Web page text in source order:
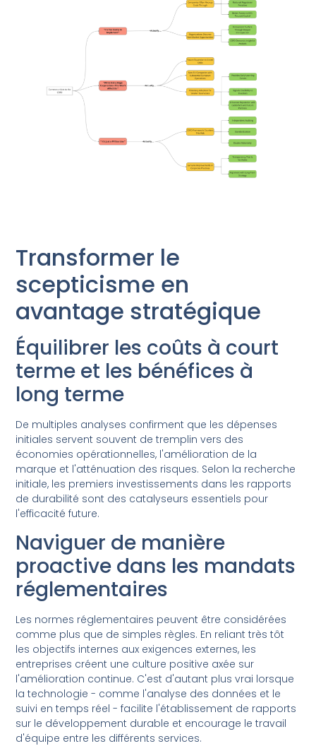
Transformer le
scepticisme en
avantage stratégique
Équilibrer les coûts à court
terme et les bénéfices à
long terme
De multiples analyses confirment que les dépenses
initiales servent souvent de tremplin vers des
économies opérationnelles, l'amélioration de la
marque et l'atténuation des risques. Selon la recherche
initiale, les premiers investissements dans les rapports
de durabilité sont des catalyseurs essentiels pour
l'efficacité future.
Naviguer de manière
proactive dans les mandats
réglementaires
Les normes réglementaires peuvent être considérées
comme plus que de simples règles. En reliant très tôt
les objectifs internes aux exigences externes, les
entreprises créent une culture positive axée sur
l'amélioration continue. C'est d'autant plus vrai lorsque
la technologie - comme l'analyse des données et le
suivi en temps réel - facilite l'établissement de rapports
sur le développement durable et encourage le travail
d'équipe entre les différents services.